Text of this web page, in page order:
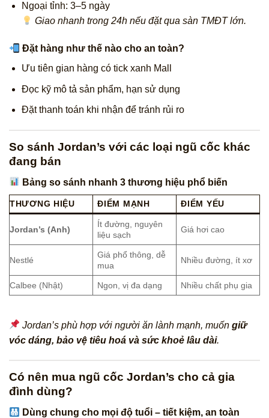
Ngoại tỉnh: 3–5 ngày
Giao nhanh trong 24h nếu đặt qua sàn TMĐT lớn.
Đặt hàng như thế nào cho an toàn?
Ưu tiên gian hàng có tick xanh Mall
Đọc kỹ mô tả sản phẩm, hạn sử dụng
Đặt thanh toán khi nhận để tránh rủi ro
So sánh Jordan’s với các loại ngũ cốc khác
đang bán
Bảng so sánh nhanh 3 thương hiệu phổ biến
THƯƠNG HIỆU ĐIỂM MẠNH ĐIỂM YẾU
Jordan’s (Anh)
Ít đường, nguyên
liệu sạch
Giá hơi cao
Nestlé
Giá phổ thông, dễ
mua
Nhiều đường, ít xơ
Calbee (Nhật) Ngon, vị đa dạng Nhiều chất phụ gia
Jordan’s phù hợp với người ăn lành mạnh, muốngiữ
vóc dáng, bảo vệ tiêu hoá và sức khoẻ lâu dài.
Có nên mua ngũ cốc Jordan’s cho cả gia
đình dùng?
Dùng chung cho mọi độ tuổi – tiết kiệm, an toàn